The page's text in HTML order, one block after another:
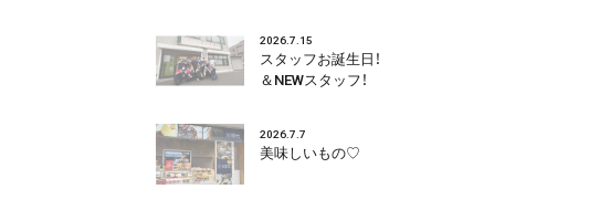
2026.7.15
スタッフお誕生日！
＆NEWスタッフ！
2026.7.7
美味しいもの♡